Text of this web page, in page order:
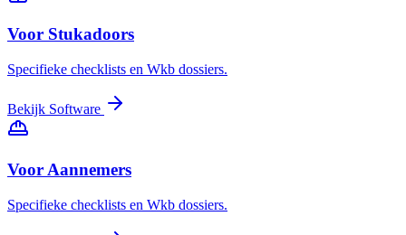
Voor Stukadoors
Specifieke checklists en Wkb dossiers.
Bekijk Software
Voor Aannemers
Specifieke checklists en Wkb dossiers.